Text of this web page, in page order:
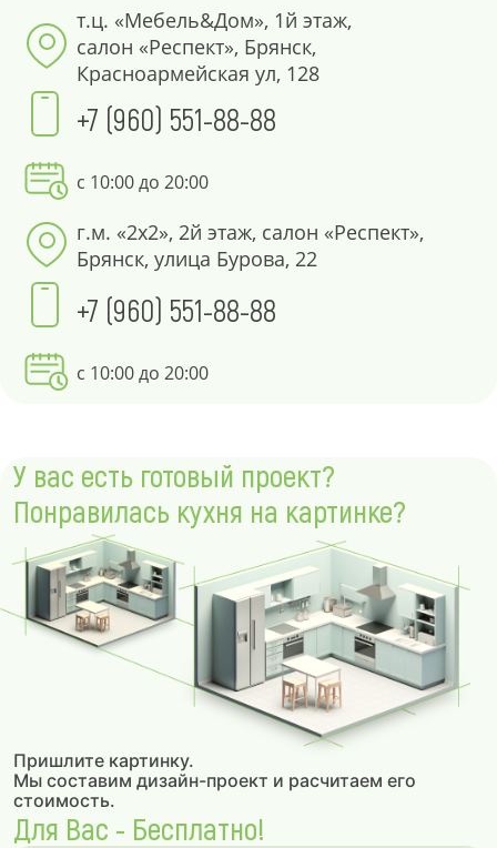
т.ц. «Мебель&Дом», 1й этаж,
салон «Респект», Брянск,
Красноармейская ул, 128
+7 (960) 551-88-88
с 10:00 до 20:00
г.м. «2х2», 2й этаж, салон «Респект»,
Брянск, улица Бурова, 22
+7 (960) 551-88-88
с 10:00 до 20:00
У вас есть готовый проект?
Понравилась кухня на картинке?
Пришлите картинку.
Мы составим дизайн-проект и расчитаем его
стоимость.
Для Вас - Бесплатно!